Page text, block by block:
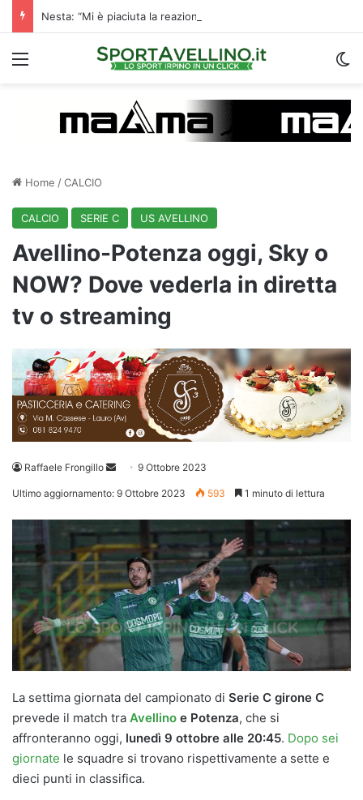
Menu
Home /CALCIO
CALCIO SERIE C US AVELLINO
Avellino-Potenza oggi, Sky o
NOW? Dove vederla in diretta
tv o streaming
Raffaele Frongillo
Invia 9 Ottobre 2023
Ultimo aggiornamento: 9 Ottobre 2023 593 1 minuto di lettura
La settima giornata del campionato di Serie C girone C
prevede il match tra Avellino e Potenza, che si
affronteranno oggi, lunedì 9 ottobre alle 20:45. Dopo sei
giornate le squadre si trovano rispettivamente a sette e
dieci punti in classifica.